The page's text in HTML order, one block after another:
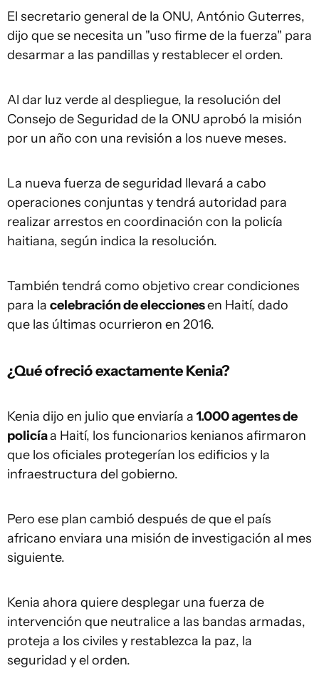
El secretario general de la ONU, António Guterres,
dijo que se necesita un "uso firme de la fuerza" para
desarmar a las pandillas y restablecer el orden.
Al dar luz verde al despliegue, la resolución del
Consejo de Seguridad de la ONU aprobó la misión
por un año con una revisión a los nueve meses.
La nueva fuerza de seguridad llevará a cabo
operaciones conjuntas y tendrá autoridad para
realizar arrestos en coordinación con la policía
haitiana, según indica la resolución.
También tendrá como objetivo crear condiciones
para la celebración de eleccionesen Haití, dado
que las últimas ocurrieron en 2016.
¿Qué ofreció exactamente Kenia?
Kenia dijo en julio que enviaría a 1.000 agentes de
policíaa Haití, los funcionarios kenianos afirmaron
que los oficiales protegerían los edificios y la
infraestructura del gobierno.
Pero ese plan cambió después de que el país
africano enviara una misión de investigación al mes
siguiente.
Kenia ahora quiere desplegar una fuerza de
intervención que neutralice a las bandas armadas,
proteja a los civiles y restablezca la paz, la
seguridad y el orden.